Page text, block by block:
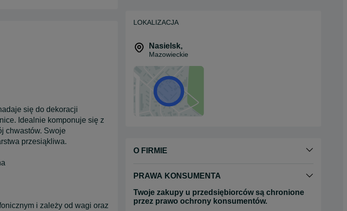
się do dekoracji
Idealnie komponuje się z
chwastów. Swoje
przesiąkliwa.
i zależy od wagi oraz
LOKALIZACJA
Nasielsk,
Mazowieckie
O FIRMIE
PRAWA KONSUMENTA
Twoje zakupy u przedsiębiorców są chronione
przez prawo ochrony konsumentów.